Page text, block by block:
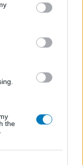
the
metformine
Januvia
het effect liep
erbij
voldoende
wel
de uitzending van